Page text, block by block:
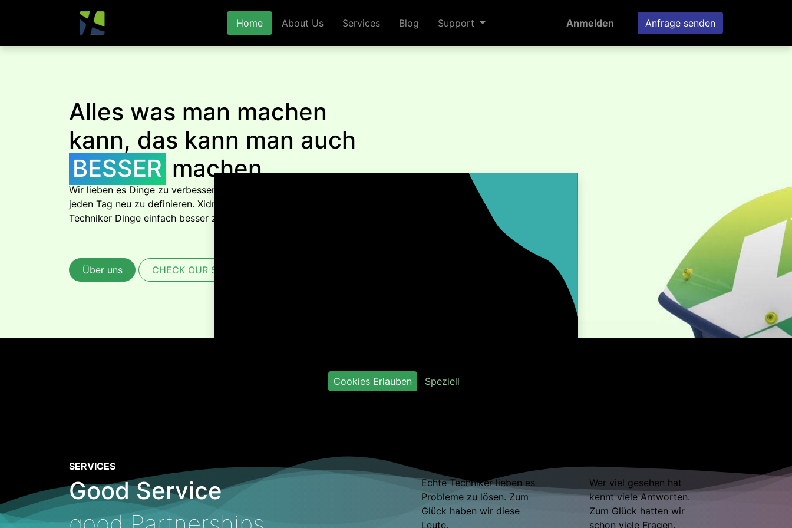
Home About Us Services Blog Support Anmelden Anfrage senden
Alles was man machen
kann, das kann man auch
BESSER machen
Wir lieben es Dinge zu verbessern und die Grenzen des Machbaren
jeden Tag neu zu definieren. Xidras steht für die Leidenschaft unserer
Techniker Dinge einfach besser zu machen.
Über uns CHECK OUR SERVICES
SERVICES
Good Service
Echte Techniker lieben es
Probleme zu lösen. Zum
Glück haben wir diese
Leute.
Wer viel gesehen hat
kennt viele Antworten.
Zum Glück hatten wir
schon viele Fragen.
Cookies Erlauben Speziell